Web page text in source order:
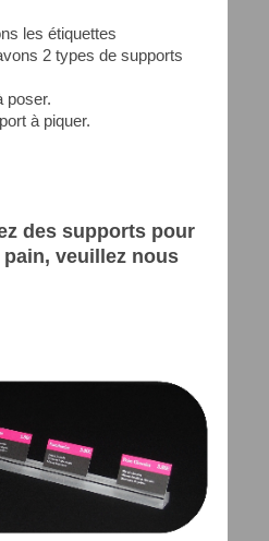
les étiquettes
2 types de supports
à piquer.
des supports pour
veuillez nous